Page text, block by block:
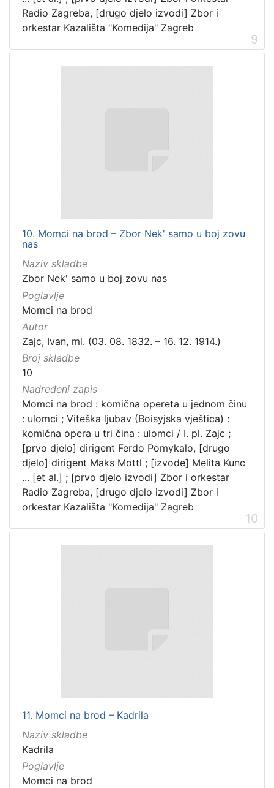
Radio Zagreba, [drugo djelo izvodi] Zbor i
orkestar Kazališta "Komedija" Zagreb
9
10. Momci na brod – Zbor Nek' samo u boj zovu
nas
Naziv skladbe
Zbor Nek' samo u boj zovu nas
Poglavlje
Momci na brod
Autor
Zajc, Ivan, ml. (03. 08. 1832. – 16. 12. 1914.)
Broj skladbe
10
Nadređeni zapis
Momci na brod : komična opereta u jednom činu
: ulomci ; Viteška ljubav (Boisyjska vještica) :
komična opera u tri čina : ulomci / I. pl. Zajc ;
[prvo djelo] dirigent Ferdo Pomykalo, [drugo
djelo] dirigent Maks Mottl ; [izvode] Melita Kunc
... [et al.] ; [prvo djelo izvodi] Zbor i orkestar
Radio Zagreba, [drugo djelo izvodi] Zbor i
orkestar Kazališta "Komedija" Zagreb
10
11. Momci na brod – Kadrila
Naziv skladbe
Kadrila
Poglavlje
Momci na brod